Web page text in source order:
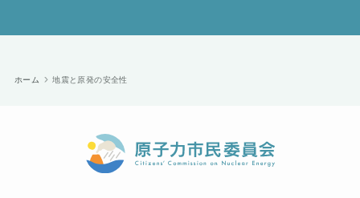
ホーム 地震と原発の安全性